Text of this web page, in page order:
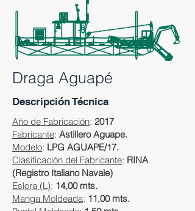
Draga Aguapé
Descripción Técnica
Año de Fabricación: 2017
Fabricante: Astillero Aguape.
Modelo: LPG AGUAPE/17.
Clasificación del Fabricante: RINA
(Registro Italiano Navale)
Eslora (L): 14,00 mts.
Manga Moldeada: 11,00 mts.